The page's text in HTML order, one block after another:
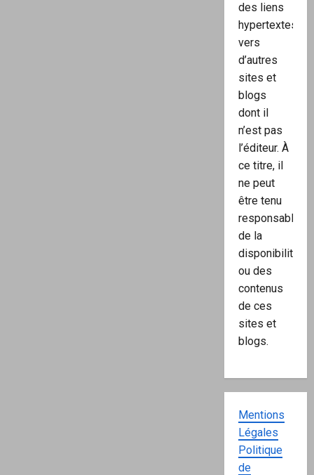
des liens
hypertextes
vers
d’autres
sites et
blogs
dont il
n’est pas
l’éditeur. À
ce titre, il
ne peut
être tenu
responsable
de la
disponibilité
ou des
contenus
de ces
sites et
blogs.
Mentions
Légales
Politique
de